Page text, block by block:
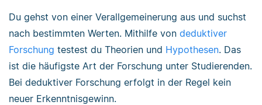
Du gehst von einer Verallgemeinerung aus und suchst
nach bestimmten Werten. Mithilfe von deduktiver
Forschung testest du Theorien und Hypothesen. Das
ist die häufigste Art der Forschung unter Studierenden.
Bei deduktiver Forschung erfolgt in der Regel kein
neuer Erkenntnisgewinn.